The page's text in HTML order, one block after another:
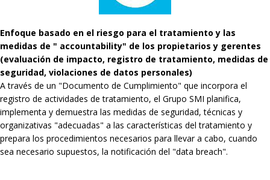
Enfoque basado en el riesgo para el tratamiento y las
medidas de " accountability" de los propietarios y gerentes
(evaluación de impacto, registro de tratamiento, medidas de
seguridad, violaciones de datos personales)
A través de un "Documento de Cumplimiento" que incorpora el
registro de actividades de tratamiento, el Grupo SMI planifica,
implementa y demuestra las medidas de seguridad, técnicas y
organizativas "adecuadas" a las características del tratamiento y
prepara los procedimientos necesarios para llevar a cabo, cuando
sea necesario supuestos, la notificación del "data breach".